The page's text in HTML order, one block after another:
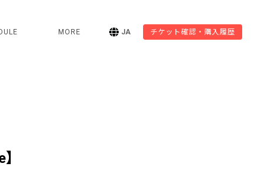
MORE JA チケット確認・購入履歴